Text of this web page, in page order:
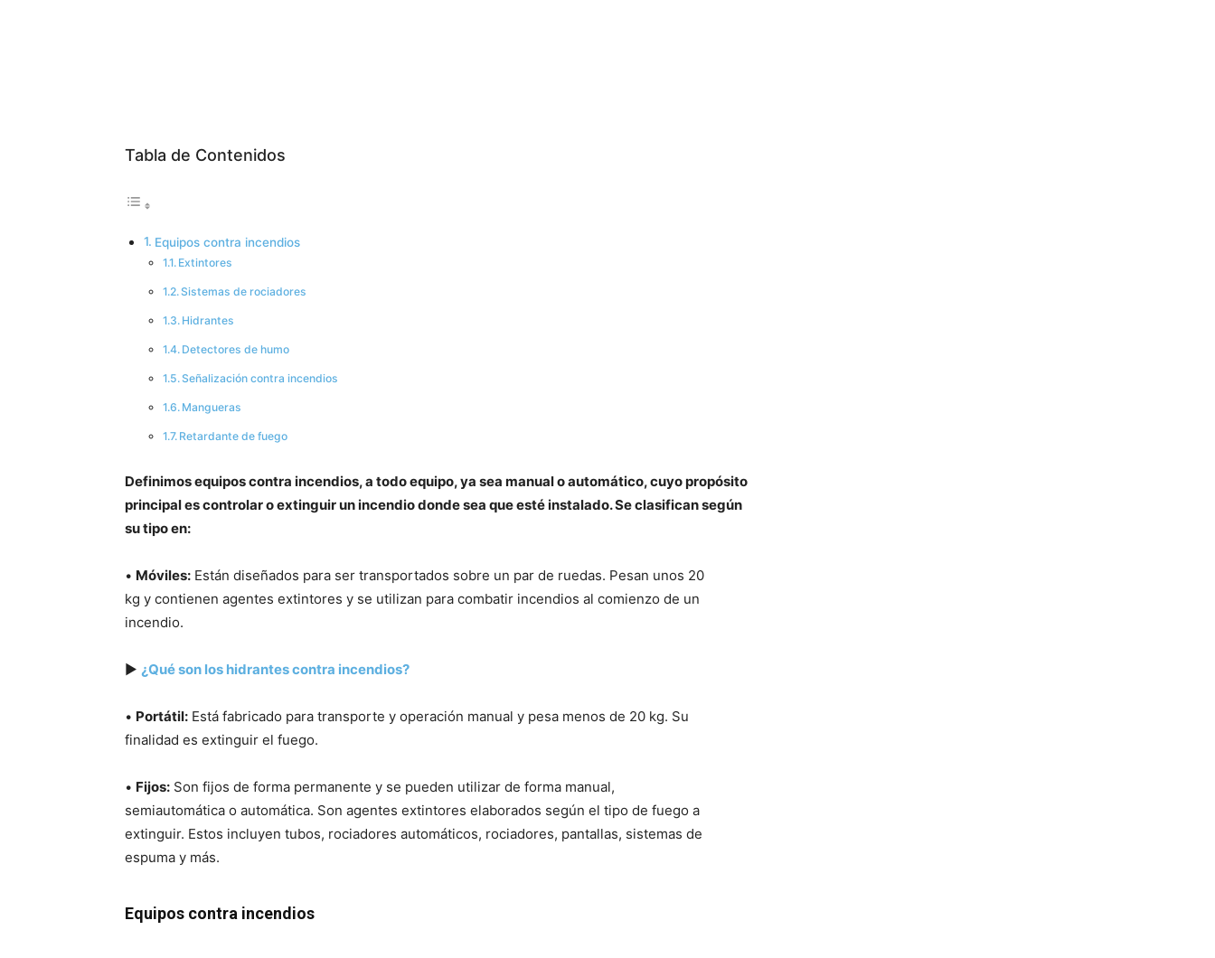
Tabla de Contenidos
Equipos contra incendios
Extintores
Sistemas de rociadores
Hidrantes
Detectores de humo
Señalización contra incendios
Mangueras
Retardante de fuego
Definimos equipos contra incendios, a todo equipo, ya sea manual o automático, cuyo propósito
principal es controlar o extinguir un incendio donde sea que esté instalado. Se clasifican según
su tipo en:
• Móviles: Están diseñados para ser transportados sobre un par de ruedas. Pesan unos 20
kg y contienen agentes extintores y se utilizan para combatir incendios al comienzo de un
incendio.
▶ ¿Qué son los hidrantes contra incendios?
• Portátil: Está fabricado para transporte y operación manual y pesa menos de 20 kg. Su
finalidad es extinguir el fuego.
• Fijos: Son fijos de forma permanente y se pueden utilizar de forma manual,
semiautomática o automática. Son agentes extintores elaborados según el tipo de fuego a
extinguir. Estos incluyen tubos, rociadores automáticos, rociadores, pantallas, sistemas de
espuma y más.
Equipos contra incendios